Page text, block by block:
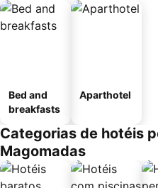
Bed and
breakfasts
Aparthotel
Categorias de hotéis
Magomadas